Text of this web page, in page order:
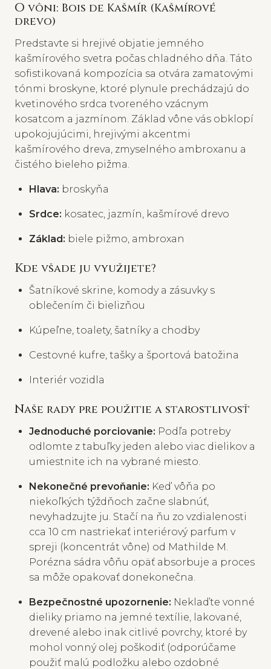
O vôni: Bois de Kašmír (Kašmírové
drevo)
Predstavte si hrejivé objatie jemného
kašmírového svetra počas chladného dňa. Táto
sofistikovaná kompozícia sa otvára zamatovými
tónmi broskyne, ktoré plynule prechádzajú do
kvetinového srdca tvoreného vzácnym
kosatcom a jazmínom. Základ vône vás obklopí
upokojujúcimi, hrejivými akcentmi
kašmírového dreva, zmyselného ambroxanu a
čistého bieleho pižma.
Hlava: broskyňa
Srdce: kosatec, jazmín, kašmírové drevo
Základ: biele pižmo, ambroxan
Kde všade ju využijete?
Šatníkové skrine, komody a zásuvky s
oblečením či bielizňou
Kúpeľne, toalety, šatníky a chodby
Cestovné kufre, tašky a športová batožina
Interiér vozidla
Naše rady pre použitie a starostlivosť
Jednoduché porciovanie: Podľa potreby
odlomte z tabuľky jeden alebo viac dielikov a
umiestnite ich na vybrané miesto.
Nekonečné prevoňanie: Keď vôňa po
niekoľkých týždňoch začne slabnúť,
nevyhadzujte ju. Stačí na ňu zo vzdialenosti
cca 10 cm nastriekať interiérový parfum v
spreji (koncentrát vône) od Mathilde M.
Porézna sádra vôňu opäť absorbuje a proces
sa môže opakovať donekonečna.
Bezpečnostné upozornenie: Neklaďte vonné
dieliky priamo na jemné textílie, lakované,
drevené alebo inak citlivé povrchy, ktoré by
mohol vonný olej poškodiť (odporúčame
použiť malú podložku alebo ozdobné